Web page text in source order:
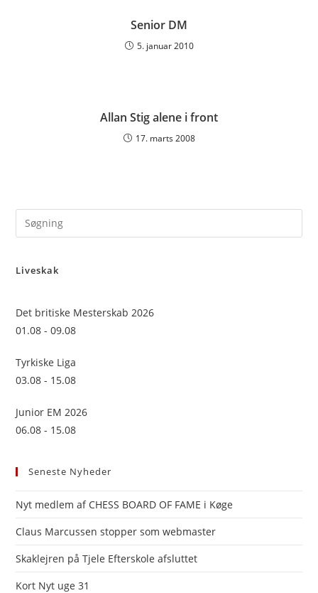
Senior DM
5. januar 2010
Allan Stig alene i front
17. marts 2008
Liveskak
Det britiske Mesterskab 2026
01.08 - 09.08
Tyrkiske Liga
03.08 - 15.08
Junior EM 2026
06.08 - 15.08
Seneste Nyheder
Nyt medlem af CHESS BOARD OF FAME i Køge
Claus Marcussen stopper som webmaster
Skaklejren på Tjele Efterskole afsluttet
Kort Nyt uge 31